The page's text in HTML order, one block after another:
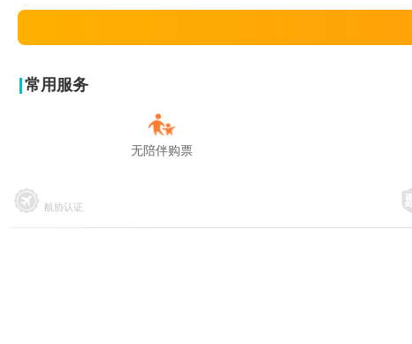
常用服务
无陪伴购票
航协认证